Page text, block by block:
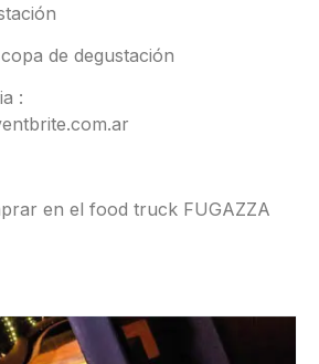
de degustación
:
en el food truck FUGAZZA